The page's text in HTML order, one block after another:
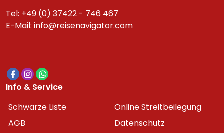
Tel: +49 (0) 37422 - 746 467
E-Mail: info@reisenavigator.com
Info & Service
Schwarze Liste
Online Streitbeilegung
AGB
Datenschutz